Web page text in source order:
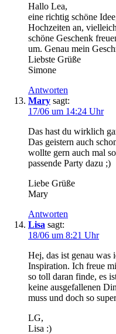
Hallo Lea,
eine richtig schöne
Hochzeiten an,
schöne Geschenk
um. Genau mein
Liebste Grüße
Simone
Antworten
Mary sagt:
17/06 um 14:24 Uhr
Das hast du wirklich
Das geistern auch
wollte gern auch mal
passende Party dazu ;)
Liebe Grüße
Mary
Antworten
Lisa sagt:
18/06 um 8:21 Uhr
Hej, das ist genau was
Inspiration. Ich freue
so toll daran finde, es
keine ausgefallenen
muss und doch so
LG,
Lisa :)